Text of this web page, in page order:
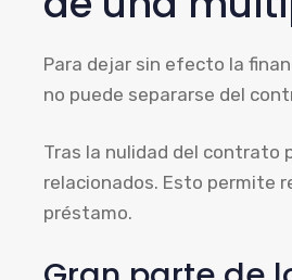
Para dejar sin efecto la
no puede separarse del
Tras la nulidad del contrato
relacionados. Esto permite
préstamo.